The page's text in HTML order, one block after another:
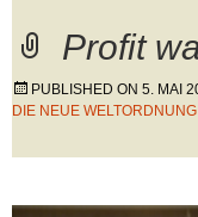
Profit
PUBLISHED ON 5. MAI
DIE NEUE WELTORDNUNG